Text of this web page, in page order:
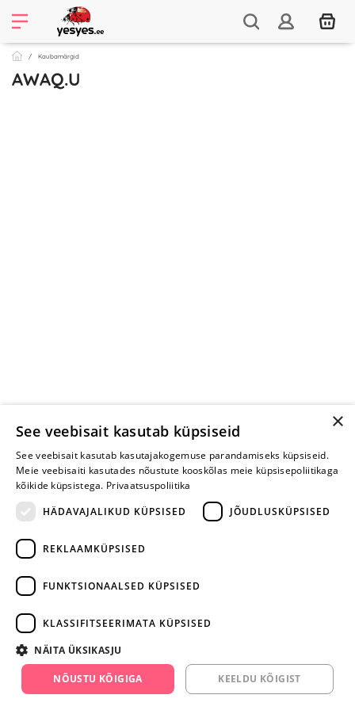
Kaubamärgid
AWAQ.U
facebook.com/yesyes.ee
Instagram/yesyes.ee
×
See veebisait kasutab küpsiseid
See veebisait kasutab kasutajakogemuse parandamiseks küpsiseid.
Meie veebisaiti kasutades nõustute kooskõlas meie küpsisepoliitikaga
kõikide küpsistega. Privaatsuspoliitika
HÄDAVAJALIKUD KÜPSISED
JÕUDLUSKÜPSISED
REKLAAMKÜPSISED
FUNKTSIONAALSED KÜPSISED
KLASSIFITSEERIMATA KÜPSISED
NÄITA ÜKSIKASJU
NÕUSTU KÕIGIGA KEELDU KÕIGIST